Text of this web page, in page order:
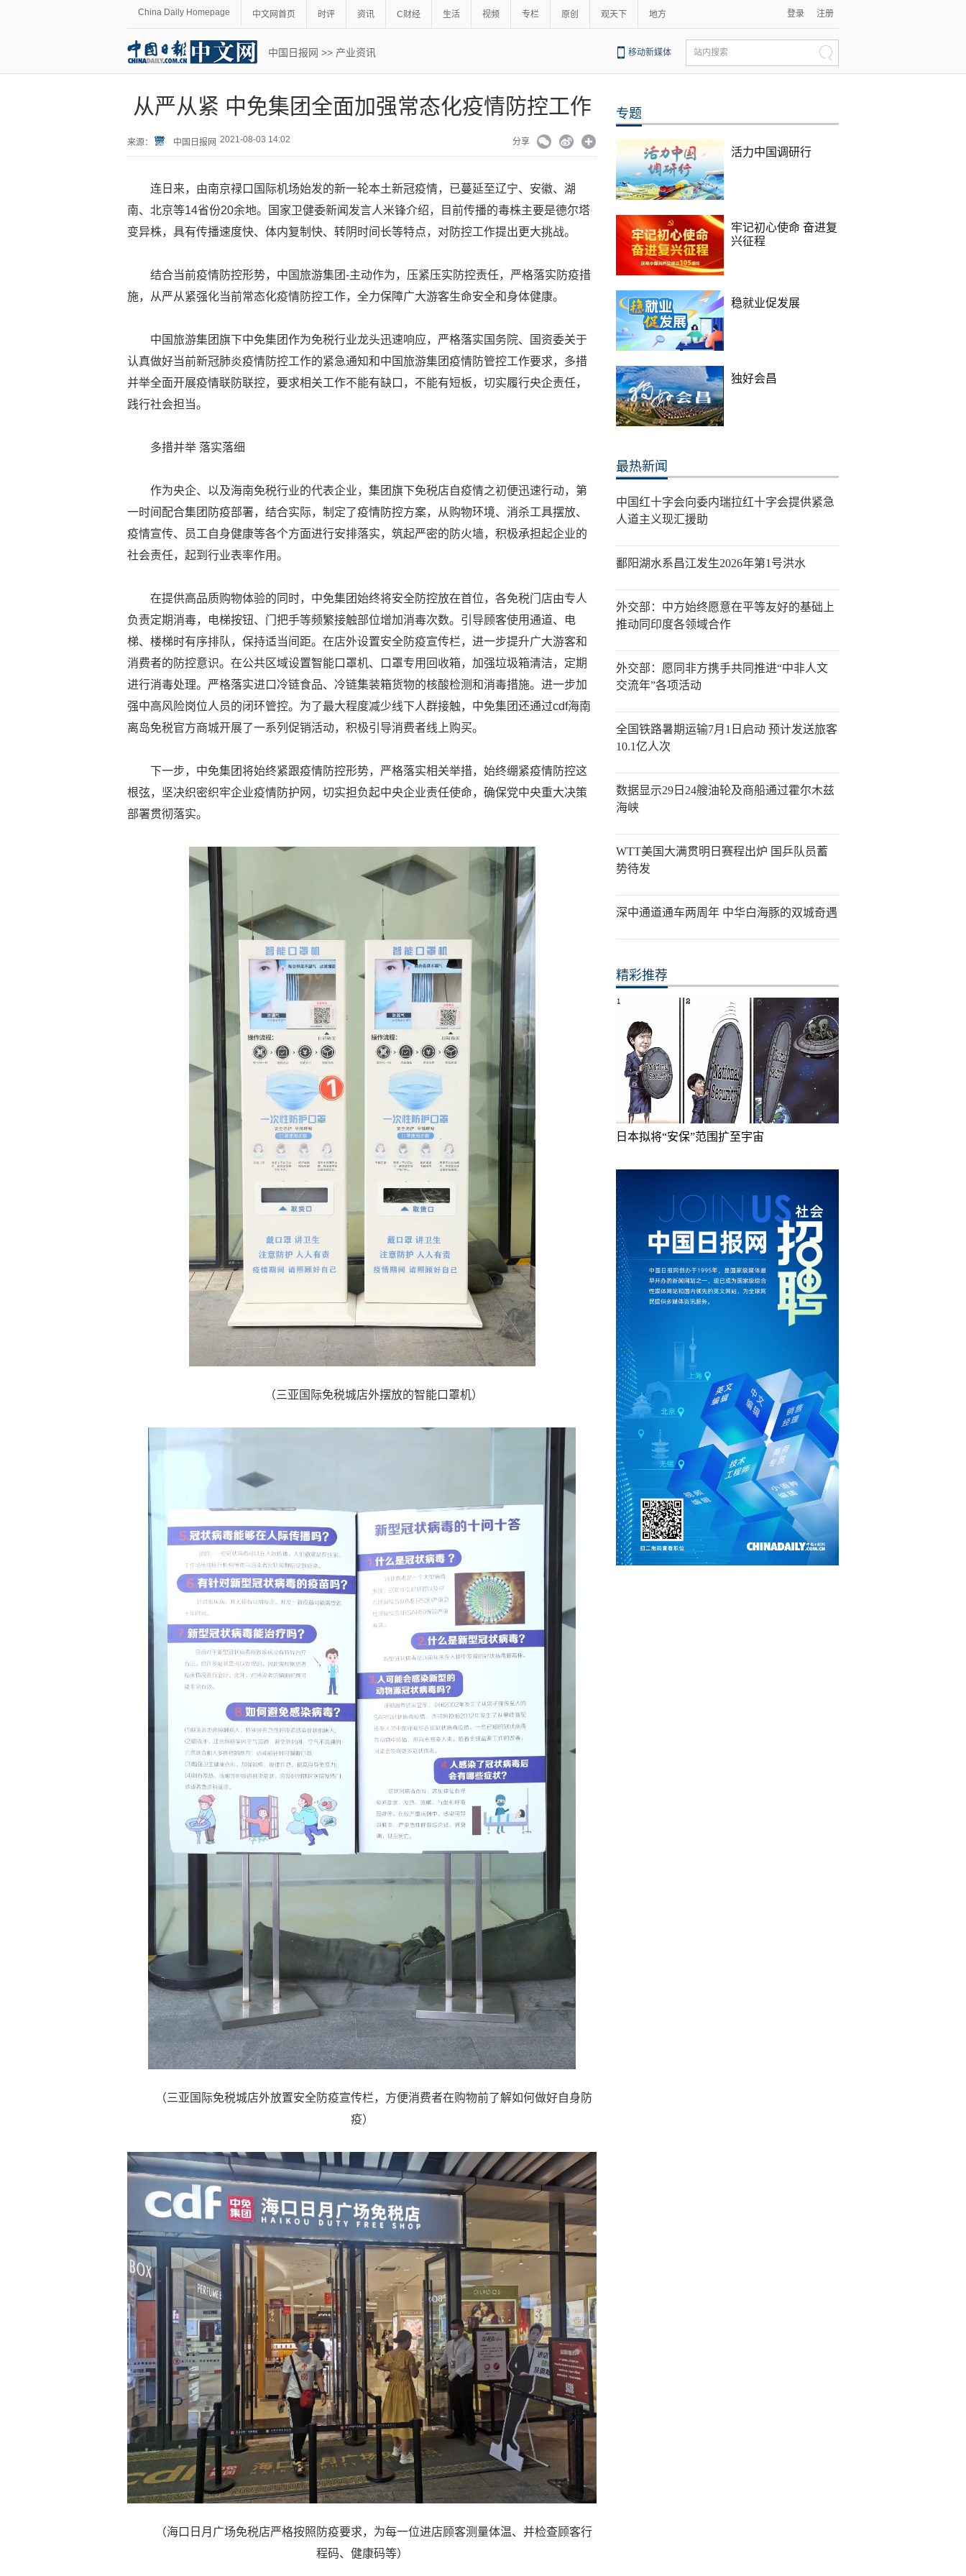
China Daily Homepage 中文网首页 时评 资讯 C财经 生活 视频 专栏 原创 观天下 地方 登录 注册
中国日报网 >> 产业资讯 移动新媒体 站内搜索
从严从紧 中免集团全面加强常态化疫情防控工作
来源： 中国日报网 2021-08-03 14:02 分享
连日来，由南京禄口国际机场始发的新一轮本土新冠疫情，已蔓延至辽宁、安徽、湖
南、北京等14省份20余地。国家卫健委新闻发言人米锋介绍，目前传播的毒株主要是德尔塔
变异株，具有传播速度快、体内复制快、转阴时间长等特点，对防控工作提出更大挑战。
结合当前疫情防控形势，中国旅游集团-主动作为，压紧压实防控责任，严格落实防疫措
施，从严从紧强化当前常态化疫情防控工作，全力保障广大游客生命安全和身体健康。
中国旅游集团旗下中免集团作为免税行业龙头迅速响应，严格落实国务院、国资委关于
认真做好当前新冠肺炎疫情防控工作的紧急通知和中国旅游集团疫情防管控工作要求，多措
并举全面开展疫情联防联控，要求相关工作不能有缺口，不能有短板，切实履行央企责任，
践行社会担当。
多措并举 落实落细
作为央企、以及海南免税行业的代表企业，集团旗下免税店自疫情之初便迅速行动，第
一时间配合集团防疫部署，结合实际，制定了疫情防控方案，从购物环境、消杀工具摆放、
疫情宣传、员工自身健康等各个方面进行安排落实，筑起严密的防火墙，积极承担起企业的
社会责任，起到行业表率作用。
在提供高品质购物体验的同时，中免集团始终将安全防控放在首位，各免税门店由专人
负责定期消毒，电梯按钮、门把手等频繁接触部位增加消毒次数。引导顾客使用通道、电
梯、楼梯时有序排队，保持适当间距。在店外设置安全防疫宣传栏，进一步提升广大游客和
消费者的防控意识。在公共区域设置智能口罩机、口罩专用回收箱，加强垃圾箱清洁，定期
进行消毒处理。严格落实进口冷链食品、冷链集装箱货物的核酸检测和消毒措施。进一步加
强中高风险岗位人员的闭环管控。为了最大程度减少线下人群接触，中免集团还通过cdf海南
离岛免税官方商城开展了一系列促销活动，积极引导消费者线上购买。
下一步，中免集团将始终紧跟疫情防控形势，严格落实相关举措，始终绷紧疫情防控这
根弦，坚决织密织牢企业疫情防护网，切实担负起中央企业责任使命，确保党中央重大决策
部署贯彻落实。
（三亚国际免税城店外摆放的智能口罩机）
（三亚国际免税城店外放置安全防疫宣传栏，方便消费者在购物前了解如何做好自身防
疫）
（海口日月广场免税店严格按照防疫要求，为每一位进店顾客测量体温、并检查顾客行
程码、健康码等）
专题
活力中国调研行
牢记初心使命 奋进复
兴征程
稳就业促发展
独好会昌
最热新闻
中国红十字会向委内瑞拉红十字会提供紧急
人道主义现汇援助
鄱阳湖水系昌江发生2026年第1号洪水
外交部：中方始终愿意在平等友好的基础上
推动同印度各领域合作
外交部：愿同非方携手共同推进“中非人文
交流年”各项活动
全国铁路暑期运输7月1日启动 预计发送旅客
10.1亿人次
数据显示29日24艘油轮及商船通过霍尔木兹
海峡
WTT美国大满贯明日赛程出炉 国乒队员蓄
势待发
深中通道通车两周年 中华白海豚的双城奇遇
精彩推荐
日本拟将“安保”范围扩至宇宙